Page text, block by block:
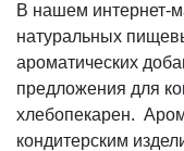
В нашем интернет-
натуральных
ароматических
предложения для
хлебопекарен.
кондитерским